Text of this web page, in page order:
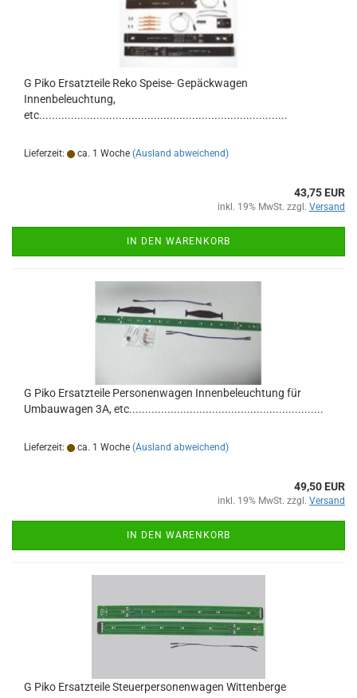
G Piko Ersatzteile Reko Speise- Gepäckwagen
Innenbeleuchtung,
etc..............................................................................
Lieferzeit: ca. 1 Woche (Ausland abweichend)
43,75 EUR
inkl. 19% MwSt. zzgl. Versand
IN DEN WARENKORB
G Piko Ersatzteile Personenwagen Innenbeleuchtung für
Umbauwagen 3A, etc.............................................................
Lieferzeit: ca. 1 Woche (Ausland abweichend)
49,50 EUR
inkl. 19% MwSt. zzgl. Versand
IN DEN WARENKORB
G Piko Ersatzteile Steuerpersonenwagen Wittenberge